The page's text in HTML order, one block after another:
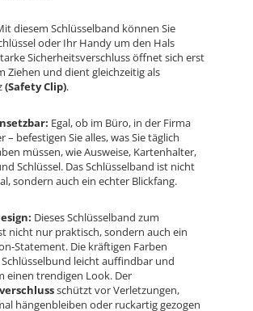
diesem Schlüsselband können Sie
oder Ihr Handy um den Hals
Sicherheitsverschluss öffnet sich erst
Ziehen und dient gleichzeitig als
(Safety Clip).
Egal, ob im Büro, in der Firma
– befestigen Sie alles, was Sie täglich
müssen, wie Ausweise, Kartenhalter,
Schlüssel. Das Schlüsselband ist nicht
sondern auch ein echter Blickfang.
Dieses Schlüsselband zum
nicht nur praktisch, sondern auch ein
Statement. Die kräftigen Farben
leicht auffindbar und
einen trendigen Look. Der
schützt vor Verletzungen,
hängenbleiben oder ruckartig gezogen